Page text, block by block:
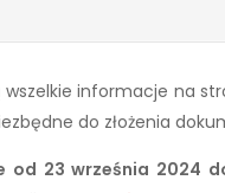
informacje na
do złożenia
23 września 2024